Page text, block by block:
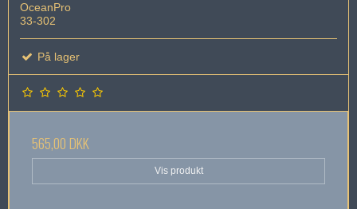
OceanPro
33-302
På lager
565,00 DKK
Vis produkt